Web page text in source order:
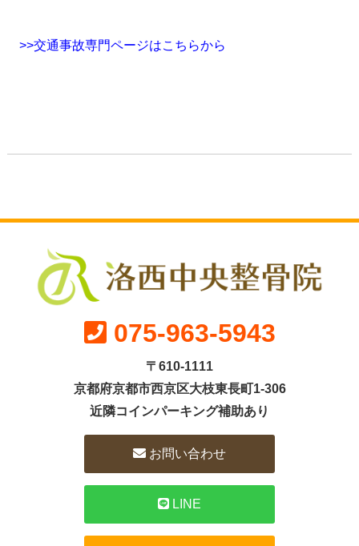
>>交通事故専門ページはこちらから
075-963-5943
〒610-1111
京都府京都市西京区大枝東長町1-306
近隣コインパーキング補助あり
お問い合わせ
LINE